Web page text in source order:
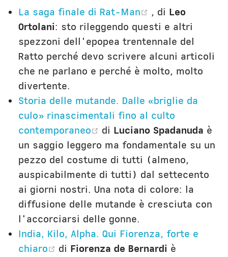
La saga finale di Rat-Man
(opens new
, di Leo
Ortolani: sto rileggendo questi e altri
spezzoni dell'epopea trentennale del
Ratto perché devo scrivere alcuni articoli
che ne parlano e perché è molto, molto
divertente.
Storia delle mutande. Dalle «briglie da
culo» rinascimentali fino al culto
contemporaneo
(opens new window)
di Luciano Spadanuda è
un saggio leggero ma fondamentale su un
pezzo del costume di tutti (almeno,
auspicabilmente di tutti) dal settecento
ai giorni nostri. Una nota di colore: la
diffusione delle mutande è cresciuta con
l'accorciarsi delle gonne.
India, Kilo, Alpha. Qui Fiorenza, forte e
chiaro
(opens new window)
di Fiorenza de Bernardi è